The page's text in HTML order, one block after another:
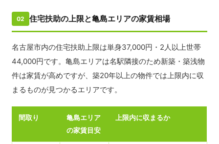
02 住宅扶助の上限と亀島エリアの家賃相場
名古屋市内の住宅扶助上限は単身37,000円・2人以上世帯
44,000円です。亀島エリアは名駅隣接のため新築・築浅物
件は家賃が高めですが、築20年以上の物件では上限内に収
まるものが見つかるエリアです。
間取り
亀島エリア
の家賃目安
上限内に収まるか